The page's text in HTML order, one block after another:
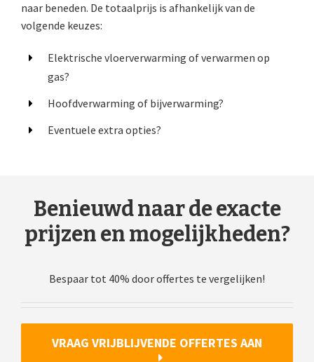
naar beneden. De totaalprijs is afhankelijk van de
volgende keuzes:
Elektrische vloerverwarming of verwarmen op
gas?
Hoofdverwarming of bijverwarming?
Eventuele extra opties?
Benieuwd naar de exacte
prijzen en mogelijkheden?
Bespaar tot 40% door offertes te vergelijken!
VRAAG VRIJBLIJVENDE OFFERTES AAN